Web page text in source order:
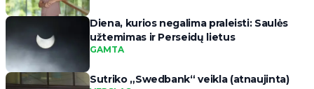
Diena, kurios negalima praleisti: Saulės
užtemimas ir Perseidų lietus
GAMTA
Sutriko „Swedbank“ veikla (atnaujinta)